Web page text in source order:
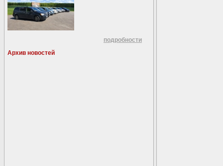
подробности
Архив новостей